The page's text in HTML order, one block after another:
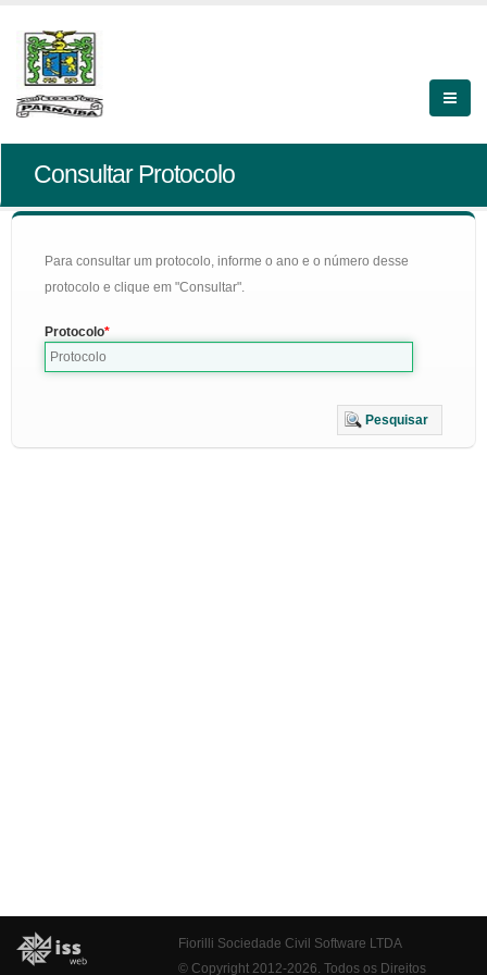
Consultar Protocolo
Para consultar um protocolo, informe o ano e o número desse
protocolo e clique em "Consultar".
Protocolo
Pesquisar
Fiorilli Sociedade Civil Software LTDA
© Copyright 2012-2026. Todos os Direitos